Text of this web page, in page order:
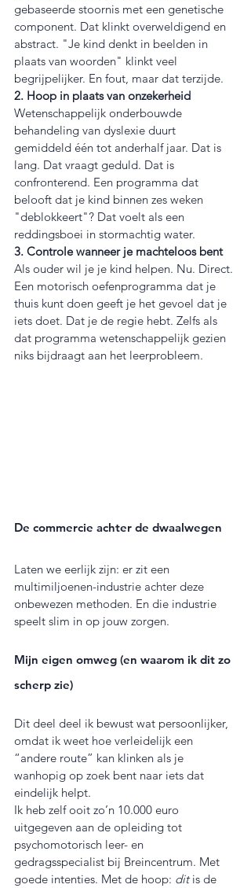
gebaseerde stoornis met een genetische
component. Dat klinkt overweldigend en
abstract. "Je kind denkt in beelden in
plaats van woorden" klinkt veel
begrijpelijker. En fout, maar dat terzijde.
2. Hoop in plaats van onzekerheid
Wetenschappelijk onderbouwde
behandeling van dyslexie duurt
gemiddeld één tot anderhalf jaar. Dat is
lang. Dat vraagt geduld. Dat is
confronterend. Een programma dat
belooft dat je kind binnen zes weken
"deblokkeert"? Dat voelt als een
reddingsboei in stormachtig water.
3. Controle wanneer je machteloos bent
Als ouder wil je je kind helpen. Nu. Direct.
Een motorisch oefenprogramma dat je
thuis kunt doen geeft je het gevoel dat je
iets doet. Dat je de regie hebt. Zelfs als
dat programma wetenschappelijk gezien
niks bijdraagt aan het leerprobleem.
De commercie achter de dwaalwegen
Laten we eerlijk zijn: er zit een
multimiljoenen-industrie achter deze
onbewezen methoden. En die industrie
speelt slim in op jouw zorgen.
Mijn eigen omweg (en waarom ik dit zo
scherp zie)
Dit deel deel ik bewust wat persoonlijker,
omdat ik weet hoe verleidelijk een
“andere route” kan klinken als je
wanhopig op zoek bent naar iets dat
eindelijk helpt.
Ik heb zelf ooit zo’n 10.000 euro
uitgegeven aan de opleiding tot
psychomotorisch leer- en
gedragsspecialist bij Breincentrum. Met
goede intenties. Met de hoop: dit is de